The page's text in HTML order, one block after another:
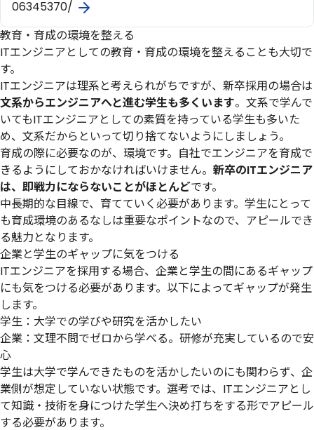
06345370/
教育・育成の環境を整える
ITエンジニアとしての教育・育成の環境を整えることも大切で
す。
ITエンジニアは理系と考えられがちですが、新卒採用の場合は
文系からエンジニアへと進む学生も多くいます。文系で学んで
いてもITエンジニアとしての素質を持っている学生も多いた
め、文系だからといって切り捨てないようにしましょう。
育成の際に必要なのが、環境です。自社でエンジニアを育成で
きるようにしておかなければいけません。 新卒のITエンジニア
は、即戦力にならないことがほとんどです。
中長期的な目線で、育てていく必要があります。学生にとって
も育成環境のあるなしは重要なポイントなので、アピールでき
る魅力となります。
企業と学生のギャップに気をつける
ITエンジニアを採用する場合、企業と学生の間にあるギャップ
にも気をつける必要があります。以下によってギャップが発生
します。
学生：大学での学びや研究を活かしたい
企業：文理不問でゼロから学べる。研修が充実しているので安
心
学生は大学で学んできたものを活かしたいのにも関わらず、企
業側が想定していない状態です。選考では、ITエンジニアとし
て知識・技術を身につけた学生へ決め打ちをする形でアピール
する必要があります。